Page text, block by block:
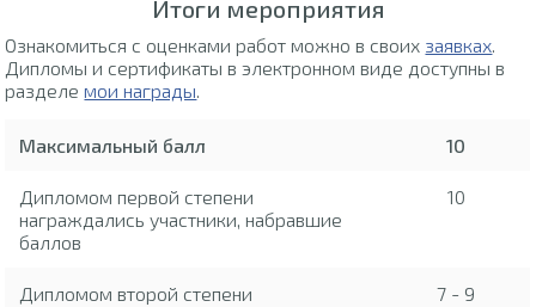
Итоги мероприятия
Ознакомиться с оценками работ можно в своих заявках.
Дипломы и сертификаты в электронном виде доступны в
разделемои награды.
Максимальный балл 10
Дипломом первой степени
награждались участники, набравшие
баллов
10
Дипломом второй степени
7 - 9